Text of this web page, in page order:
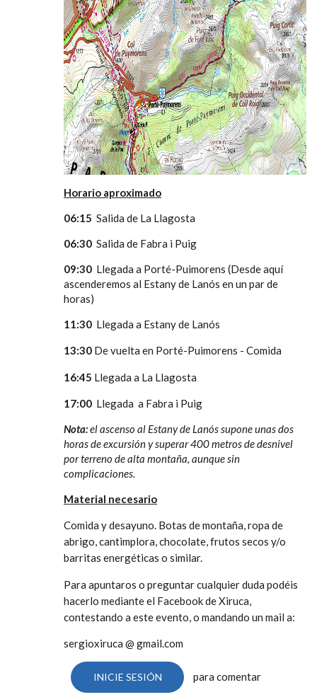
Horario aproximado
06:15 Salida de La Llagosta
06:30 Salida de Fabra i Puig
09:30 Llegada a Porté-Puimorens (Desde aquí
ascenderemos al Estany de Lanós en un par de
horas)
11:30 Llegada a Estany de Lanós
13:30 De vuelta en Porté-Puimorens - Comida
16:45 Llegada a La Llagosta
17:00 Llegada a Fabra i Puig
Nota:el ascenso al Estany de Lanós supone unas dos
horas de excursión y superar 400 metros de desnivel
por terreno de alta montaña, aunque sin
complicaciones.
Material necesario
Comida y desayuno. Botas de montaña, ropa de
abrigo, cantimplora, chocolate, frutos secos y/o
barritas energéticas o similar.
Para apuntaros o preguntar cualquier duda podéis
hacerlo mediante el Facebook de Xiruca,
contestando a este evento, o mandando un mail a:
sergioxiruca @ gmail.com
INICIE SESIÓN para comentar